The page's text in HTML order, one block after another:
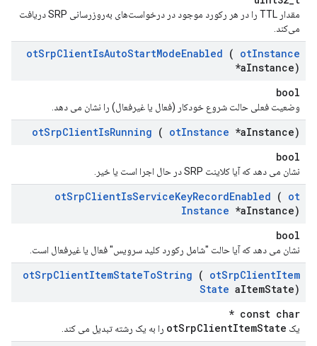
مقدار TTL را در هر رکورد موجود در درخواست‌های به‌روزرسانی SRP دریافت
می‌کند.
otSrpClientIsAutoStartModeEnabled ( otInstance
*aInstance)
bool
وضعیت فعلی حالت شروع خودکار (فعال یا غیرفعال) را نشان می دهد.
otSrpClientIsRunning ( otInstance *aInstance)
bool
نشان می دهد که آیا کلاینت SRP در حال اجرا است یا خیر.
otSrpClientIsServiceKeyRecordEnabled ( ot
Instance *aInstance)
bool
نشان می دهد که آیا حالت "شامل رکورد کلید سرویس" فعال یا غیرفعال است.
otSrpClientItemStateToString ( otSrpClientItem
State aItemState)
const char *
یک otSrpClientItemState را به یک رشته تبدیل می کند.